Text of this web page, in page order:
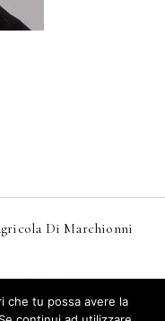
Di Marchionni
AndWebtoo.it
Di Vendita
che tu possa avere la